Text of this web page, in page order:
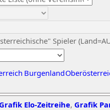
Spieler
Burgenland
Elo-Zeitreihe, Grafik